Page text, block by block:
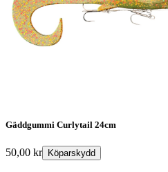
Gäddgummi Curlytail 24cm
50,00 kr Köparskydd